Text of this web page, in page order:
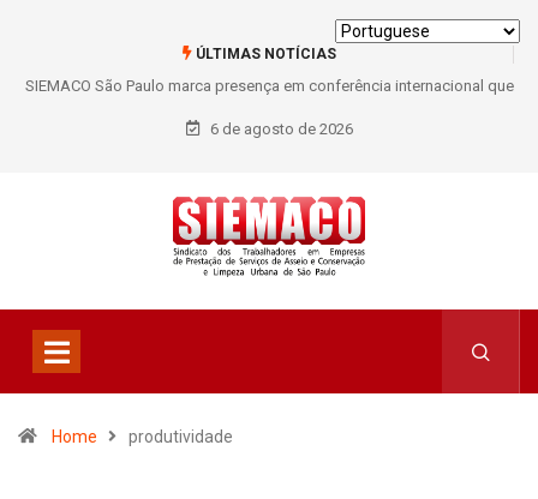
ÚLTIMAS NOTÍCIAS
SIEMACO São Paulo marca presença em conferência internacional que
debate os desafios do setor de limpeza e segurança
6 de agosto de 2026
Home produtividade